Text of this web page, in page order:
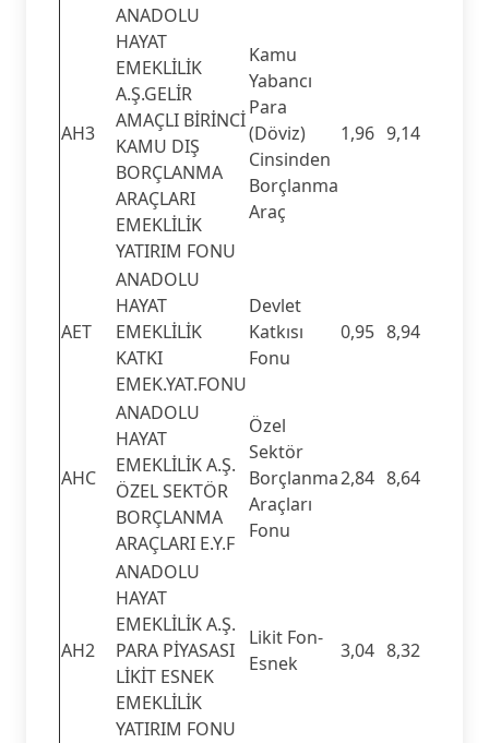
AH3
ANADOLU
HAYAT
EMEKLİLİK
A.Ş.GELİR
AMAÇLI BİRİNCİ
KAMU DIŞ
BORÇLANMA
ARAÇLARI
EMEKLİLİK
YATIRIM FONU
Kamu
Yabancı
Para
(Döviz)
Cinsinden
Borçlanma
Araç
1,96 9,14
AET
ANADOLU
HAYAT
EMEKLİLİK
KATKI
EMEK.YAT.FONU
Devlet
Katkısı
Fonu
0,95 8,94
AHC
ANADOLU
HAYAT
EMEKLİLİK A.Ş.
ÖZEL SEKTÖR
BORÇLANMA
ARAÇLARI E.Y.F
Özel
Sektör
Borçlanma
Araçları
Fonu
2,84 8,64
AH2
ANADOLU
HAYAT
EMEKLİLİK A.Ş.
PARA PİYASASI
LİKİT ESNEK
EMEKLİLİK
YATIRIM FONU
Likit Fon-
Esnek
3,04 8,32